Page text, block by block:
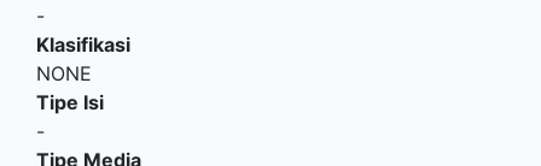
-
Klasifikasi
NONE
Tipe Isi
-
Tipe Media